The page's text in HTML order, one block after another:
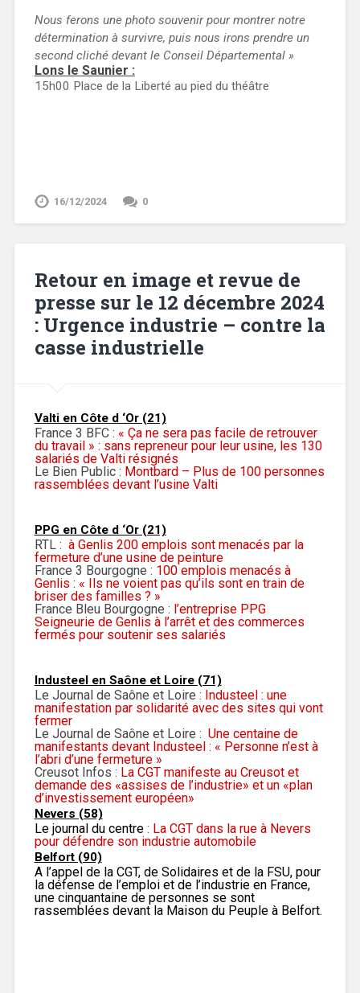
Nous ferons une photo souvenir pour montrer notre
détermination à survivre, puis nous irons prendre un
second cliché devant le Conseil Départemental »
Lons le Saunier :
15h00 Place de la Liberté au pied du théâtre
16/12/2024 0
Retour en image et revue de
presse sur le 12 décembre 2024
: Urgence industrie – contre la
casse industrielle
Valti en Côte d ‘Or (21)
France 3 BFC : « Ça ne sera pas facile de retrouver
du travail » : sans repreneur pour leur usine, les 130
salariés de Valti résignés
Le Bien Public : Montbard – Plus de 100 personnes
rassemblées devant l’usine Valti
PPG en Côte d ‘Or (21)
RTL : à Genlis 200 emplois sont menacés par la
fermeture d’une usine de peinture
France 3 Bourgogne : 100 emplois menacés à
Genlis : « Ils ne voient pas qu’ils sont en train de
briser des familles ? »
France Bleu Bourgogne : l’entreprise PPG
Seigneurie de Genlis à l’arrêt et des commerces
fermés pour soutenir ses salariés
Industeel en Saône et Loire (71)
Le Journal de Saône et Loire : Industeel : une
manifestation par solidarité avec des sites qui vont
fermer
Le Journal de Saône et Loire : Une centaine de
manifestants devant Industeel : « Personne n’est à
l’abri d’une fermeture »
Creusot Infos : La CGT manifeste au Creusot et
demande des «assises de l’industrie» et un «plan
d’investissement européen»
Nevers (58)
Le journal du centre: La CGT dans la rue à Nevers
pour défendre son industrie automobile
Belfort (90)
A l’appel de la CGT, de Solidaires et de la FSU, pour
la défense de l’emploi et de l’industrie en France,
une cinquantaine de personnes se sont
rassemblées devant la Maison du Peuple à Belfort.